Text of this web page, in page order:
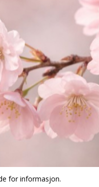
for informasjon.